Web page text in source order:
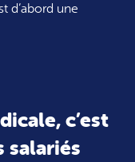
d’abord une
c’est
salariés